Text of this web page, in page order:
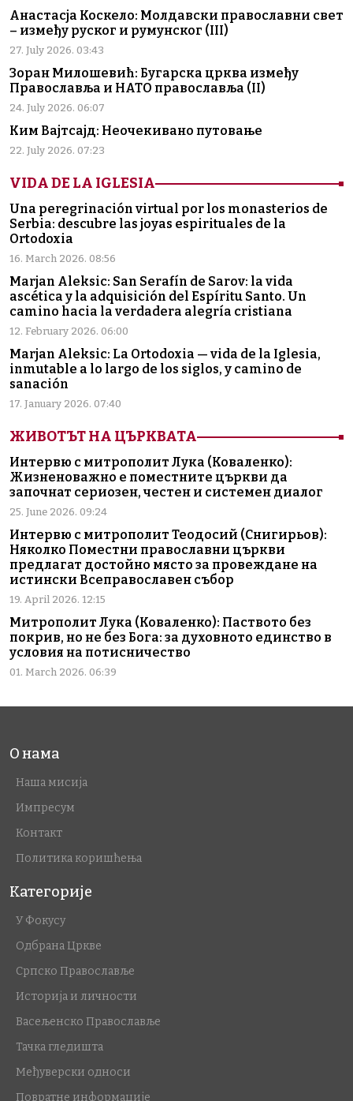
Анастасја Коскело: Молдавски православни свет
– између руског и румунског (III)
27. July 2026. 03:43
Зоран Милошевић: Бугарска црква између
Православља и НАТО православља (II)
24. July 2026. 06:07
Ким Вајтсајд: Неочекивано путовање
22. July 2026. 07:23
VIDA DE LA IGLESIA
Una peregrinación virtual por los monasterios de
Serbia: descubre las joyas espirituales de la
Ortodoxia
16. March 2026. 08:56
Marjan Aleksic: San Serafín de Sarov: la vida
ascética y la adquisición del Espíritu Santo. Un
camino hacia la verdadera alegría cristiana
12. February 2026. 06:00
Marjan Aleksic: La Ortodoxia — vida de la Iglesia,
inmutable a lo largo de los siglos, y camino de
sanación
17. January 2026. 07:40
ЖИВОТЪТ НА ЦЪРКВАТА
Интервю с митрополит Лука (Коваленко):
Жизненоважно е поместните църкви да
започнат сериозен, честен и системен диалог
25. June 2026. 09:24
Интервю с митрополит Теодосий (Снигирьов):
Няколко Поместни православни църкви
предлагат достойно място за провеждане на
истински Всеправославен събор
19. April 2026. 12:15
Митрополит Лука (Коваленко): Паството без
покрив, но не без Бога: за духовното единство в
условия на потисничество
01. March 2026. 06:39
О нама
Наша мисија
Импресум
Контакт
Политика коришћења
Категорије
У Фокусу
Одбрана Цркве
Српско Православље
Историја и личности
Васељенско Православље
Тачка гледишта
Међуверски односи
Повратне информације